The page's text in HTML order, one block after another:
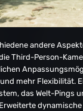
andere
Third-Person-
mehr Flexibilität.
das Welt-Pings